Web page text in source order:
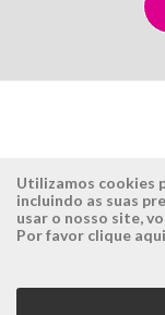
ÉSISTEMAS
Empresa
Utilizamos cookies
incluindo as suas
usar o nosso site,
Por favor clique